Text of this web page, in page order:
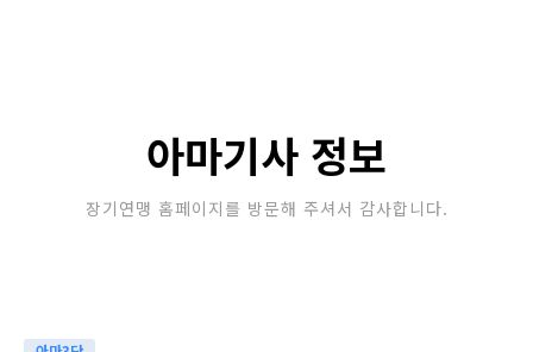
자료실
아마기사 정보
장기연맹 홈페이지를 방문해 주셔서 감사합니다.